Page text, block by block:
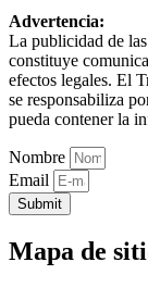
Advertencia:
La publicidad de
constituye
efectos legales. El
se responsabiliza
pueda contener la
Nombre
Email
Submit
Mapa de